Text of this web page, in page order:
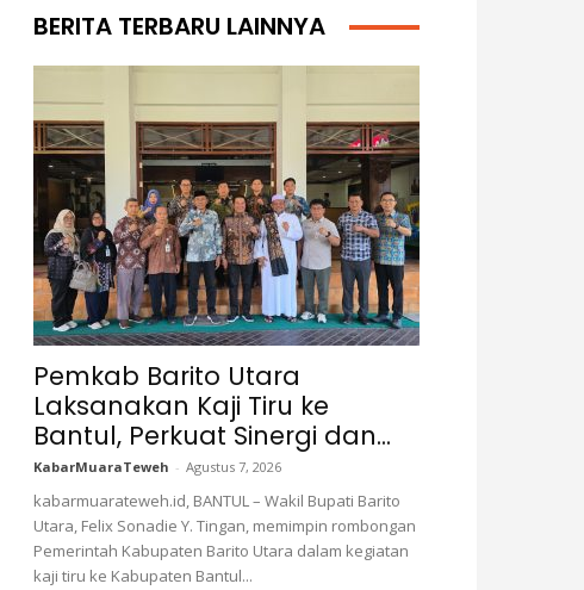
BERITA TERBARU LAINNYA
Pemkab Barito Utara
Laksanakan Kaji Tiru ke
Bantul, Perkuat Sinergi dan...
KabarMuaraTeweh - Agustus 7, 2026
kabarmuarateweh.id, BANTUL – Wakil Bupati Barito
Utara, Felix Sonadie Y. Tingan, memimpin rombongan
Pemerintah Kabupaten Barito Utara dalam kegiatan
kaji tiru ke Kabupaten Bantul...